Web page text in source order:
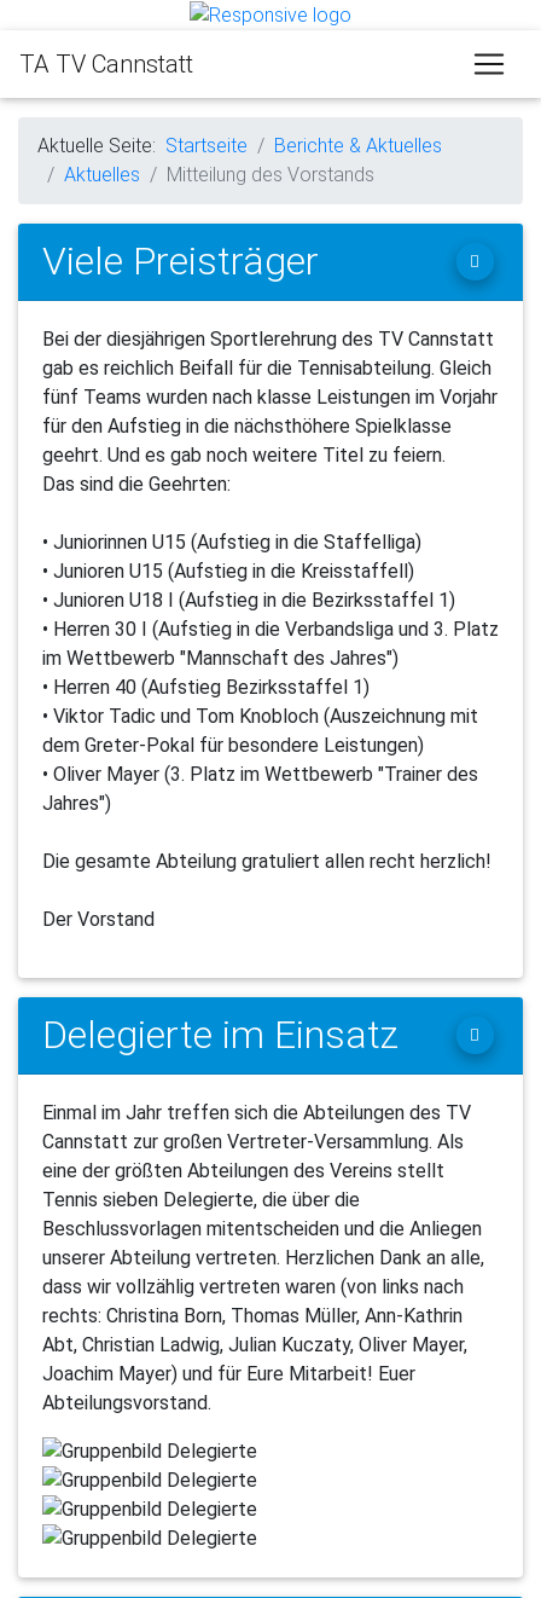
TA TV Cannstatt
Aktuelle Seite: Startseite
Berichte & Aktuelles
Aktuelles
Mitteilung des Vorstands
Viele Preisträger
Bei der diesjährigen Sportlerehrung des TV Cannstatt
gab es reichlich Beifall für die Tennisabteilung. Gleich
fünf Teams wurden nach klasse Leistungen im Vorjahr
für den Aufstieg in die nächsthöhere Spielklasse
geehrt. Und es gab noch weitere Titel zu feiern.
Das sind die Geehrten:
• Juniorinnen U15 (Aufstieg in die Staffelliga)
• Junioren U15 (Aufstieg in die Kreisstaffell)
• Junioren U18 I (Aufstieg in die Bezirksstaffel 1)
• Herren 30 I (Aufstieg in die Verbandsliga und 3. Platz
im Wettbewerb "Mannschaft des Jahres")
• Herren 40 (Aufstieg Bezirksstaffel 1)
• Viktor Tadic und Tom Knobloch (Auszeichnung mit
dem Greter-Pokal für besondere Leistungen)
• Oliver Mayer (3. Platz im Wettbewerb "Trainer des
Jahres")
Die gesamte Abteilung gratuliert allen recht herzlich!
Der Vorstand
Delegierte im Einsatz
Einmal im Jahr treffen sich die Abteilungen des TV
Cannstatt zur großen Vertreter-Versammlung. Als
eine der größten Abteilungen des Vereins stellt
Tennis sieben Delegierte, die über die
Beschlussvorlagen mitentscheiden und die Anliegen
unserer Abteilung vertreten. Herzlichen Dank an alle,
dass wir vollzählig vertreten waren (von links nach
rechts: Christina Born, Thomas Müller, Ann-Kathrin
Abt, Christian Ladwig, Julian Kuczaty, Oliver Mayer,
Joachim Mayer) und für Eure Mitarbeit! Euer
Abteilungsvorstand.